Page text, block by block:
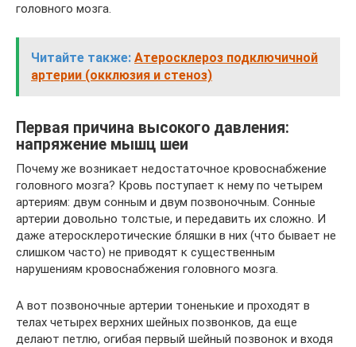
головного мозга.
Читайте также: Атеросклероз подключичной
артерии (окклюзия и стеноз)
Первая причина высокого давления:
напряжение мышц шеи
Почему же возникает недостаточное кровоснабжение
головного мозга? Кровь поступает к нему по четырем
артериям: двум сонным и двум позвоночным. Сонные
артерии довольно толстые, и передавить их сложно. И
даже атеросклеротические бляшки в них (что бывает не
слишком часто) не приводят к существенным
нарушениям кровоснабжения головного мозга.
А вот позвоночные артерии тоненькие и проходят в
телах четырех верхних шейных позвонков, да еще
делают петлю, огибая первый шейный позвонок и входя